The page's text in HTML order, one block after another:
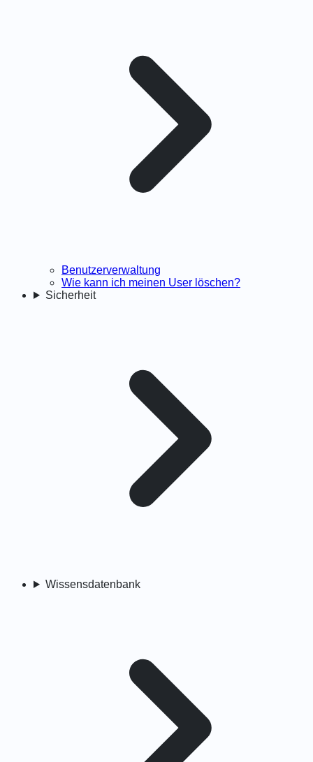
Benutzerverwaltung
Wie kann ich meinen User löschen?
Sicherheit
Wissensdatenbank